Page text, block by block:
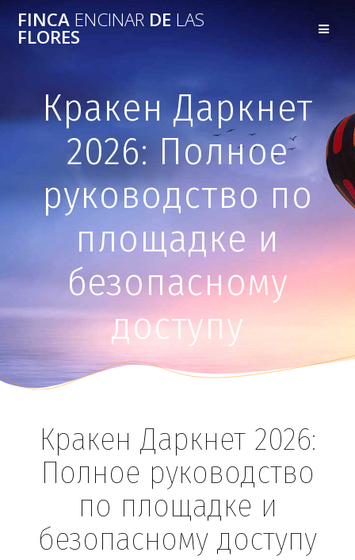
FINCA ENCINAR DE LAS
FLORES
Кракен Даркнет
2026: Полное
руководство по
площадке и
безопасному
доступу
Кракен Даркнет 2026:
Полное руководство
по площадке и
безопасному доступу